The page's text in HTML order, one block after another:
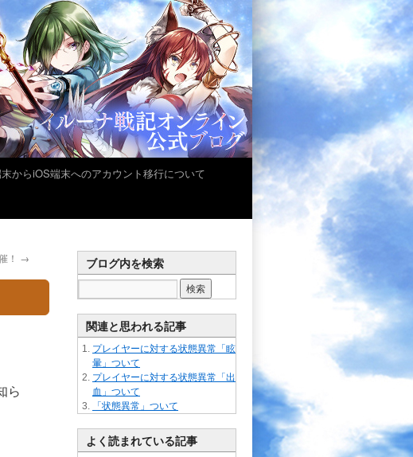
からiOS端末へのアカウント移行について
！ →
ら
ブログ内を検索
関連と思われる記事
プレイヤーに対する状態異常「眩
暈」ついて
プレイヤーに対する状態異常「出
血」ついて
「状態異常」ついて
よく読まれている記事